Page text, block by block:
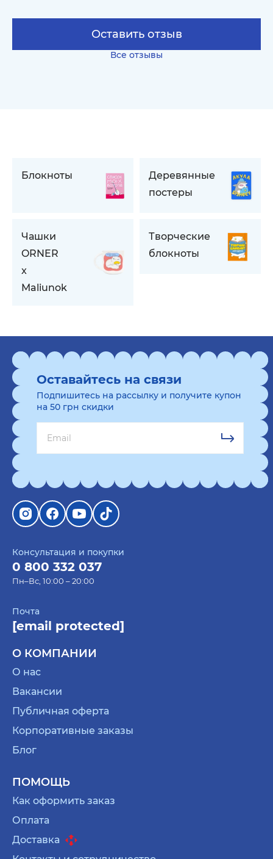
Все отзывы
Оставить отзыв
Блокноты
Деревянные
постеры
Чашки
ORNER
x
Maliunok
Творческие
блокноты
Консультация и покупки
0 800 332 037
Пн–Вс, 10:00 – 20:00
Почта
[email protected]
О КОМПАНИИ
О нас
Вакансии
Публичная оферта
Корпоративные заказы
Блог
ПОМОЩЬ
Как оформить заказ
Оплата
Доставка
Оставайтесь на связи
Подпишитесь на рассылку и получите купон
на 50 грн скидки